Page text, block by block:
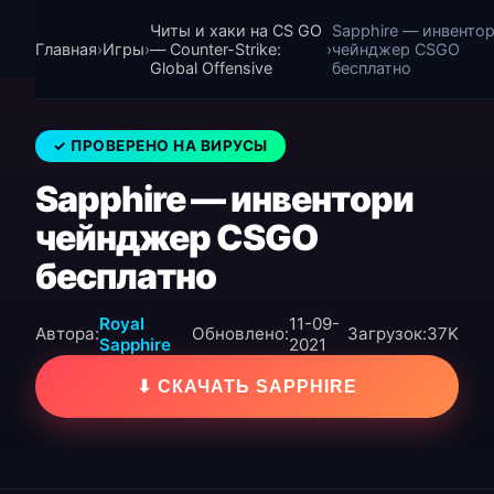
Главная›Игры›
Читы и хаки на CS GO
— Counter-Strike:
Global Offensive
›
Sapphire —
чейнджер CSGO
бесплатно
✓ ПРОВЕРЕНО НА ВИРУСЫ
Sapphire — инвентори
чейнджер CSGO
бесплатно
Автора:Royal
Sapphire
Обновлено:11-09-
2021
Загрузок:37K
⬇ СКАЧАТЬ SAPPHIRE